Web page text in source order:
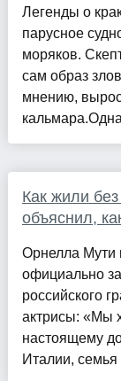
Легенды о
парусное
моряков.
сам образ
мнению, вырос
Как жили
объяснил,
Орнелла Мути
официально
российского
актрисы: «Мы
настоящему
Италии, семья